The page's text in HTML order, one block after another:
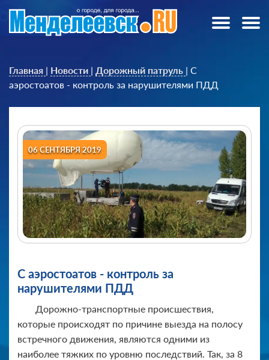
Главная | Новости | Дорожный патруль | С
аэростоатов - контроль за нарушителями ПДД
06 СЕНТЯБРЯ 2019
С аэростоатов - контроль за
нарушителями ПДД
Дорожно-транспортные происшествия,
которые происходят по причине выезда на полосу
встречного движения, являются одними из
наиболее тяжких по уровню последствий. Так, за 8